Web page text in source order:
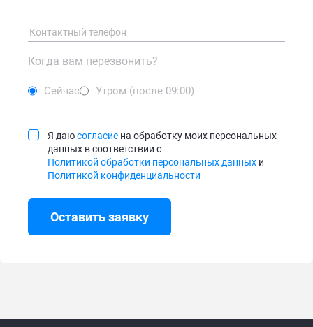
Когда вам перезвонить?
Сейчас Утром (после 09:00)
Я даюсогласие на обработку моих персональных
данных в соответствии с
Политикой обработки персональных данных и
Политикой конфиденциальности
Оставить заявку